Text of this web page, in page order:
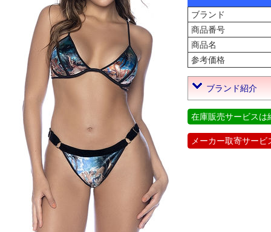
ブランド
商品番号
商品名
参考価格
ブランド紹介
在庫販売サービスは
メーカー取寄サー